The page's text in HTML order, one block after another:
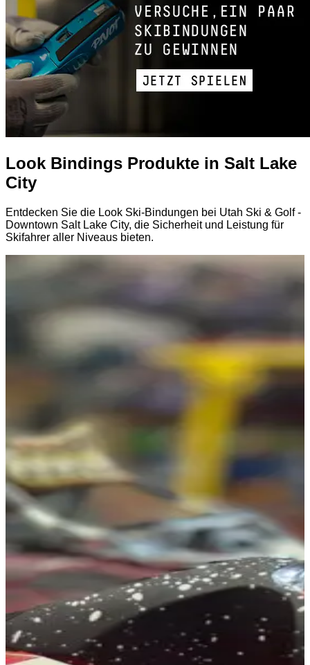
Look Bindings Produkte in Salt Lake
City
Entdecken Sie die Look Ski-Bindungen bei Utah Ski & Golf -
Downtown Salt Lake City, die Sicherheit und Leistung für
Skifahrer aller Niveaus bieten.